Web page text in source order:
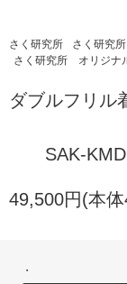
さく研究所
さく研究
さく研究所 オリジナ
ダブルフリ
SAK-
49,500円(本
・